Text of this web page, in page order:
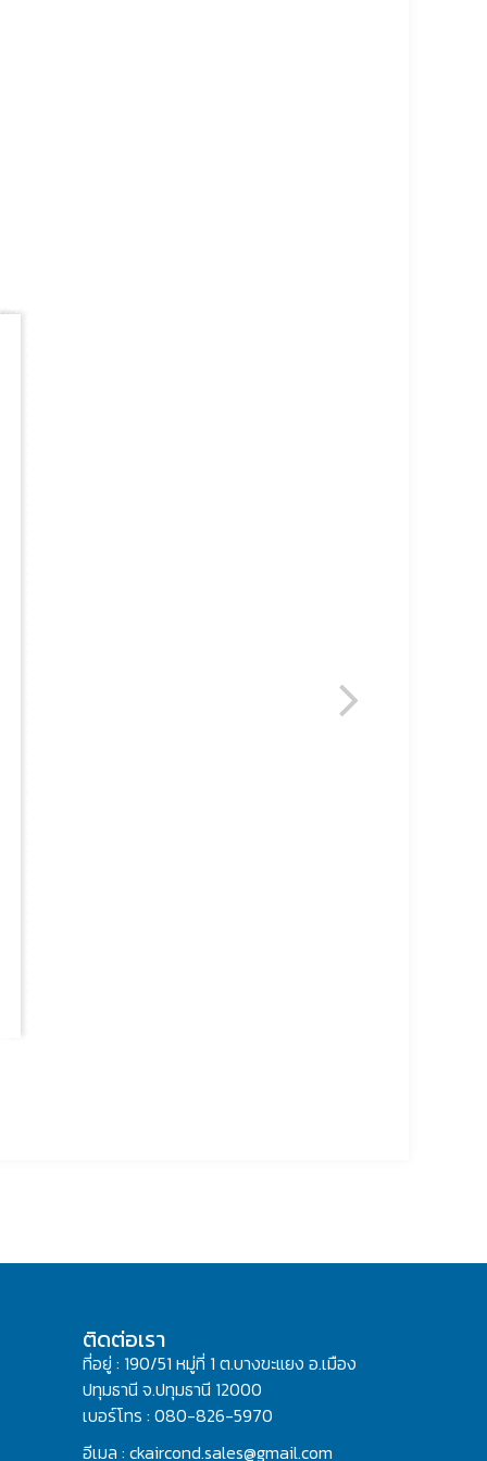
ติดต่อเรา
ที่อยู่ : 190/51 หมู่ที่ 1 ต.บางขะแยง อ.เมือง
ปทุมธานี จ.ปทุมธานี 12000
เบอร์โทร : 080-826-5970
อีเมล : ckaircond.sales@gmail.com